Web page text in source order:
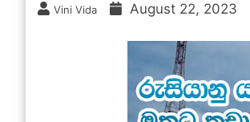
Vini Vida August 22, 2023